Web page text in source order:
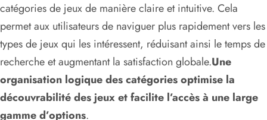
catégories de jeux de manière claire et intuitive. Cela
permet aux utilisateurs de naviguer plus rapidement vers les
types de jeux qui les intéressent, réduisant ainsi le temps de
recherche et augmentant la satisfaction globale.Une
organisation logique des catégories optimise la
découvrabilité des jeux et facilite l’accès à une large
gamme d’options.